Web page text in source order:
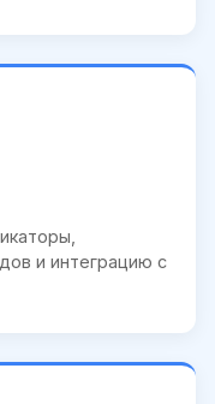
и интеграцию с